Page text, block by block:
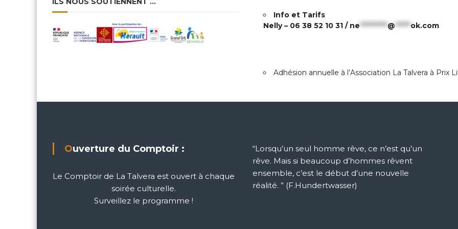
Info et Tarifs
Nelly – 06 38 52 10 31 / ne ********* @ ***** ok.com
Adhésion annuelle à l’Association La Talvera à Prix
Ouverture du Comptoir :
Le Comptoir de La Talvera est ouvert à chaque
soirée culturelle.
Surveillez le programme !
“Lorsqu’un seul homme rêve, ce n’est qu’un
rêve. Mais si beaucoup d’hommes rêvent
ensemble, c’est le début d’une nouvelle
réalité. ” (F.Hundertwasser)